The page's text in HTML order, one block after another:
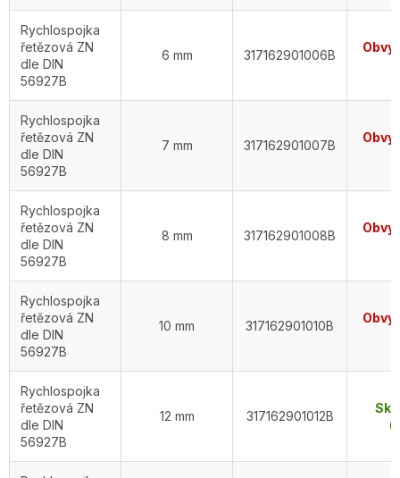
Rychlospojka
řetězová ZN
dle DIN
56927B
6 mm 317162901006B
Rychlospojka
řetězová ZN
dle DIN
56927B
7 mm 317162901007B
Rychlospojka
řetězová ZN
dle DIN
56927B
8 mm 317162901008B
Rychlospojka
řetězová ZN
dle DIN
56927B
10 mm 317162901010B
Rychlospojka
řetězová ZN
dle DIN
56927B
12 mm 317162901012B